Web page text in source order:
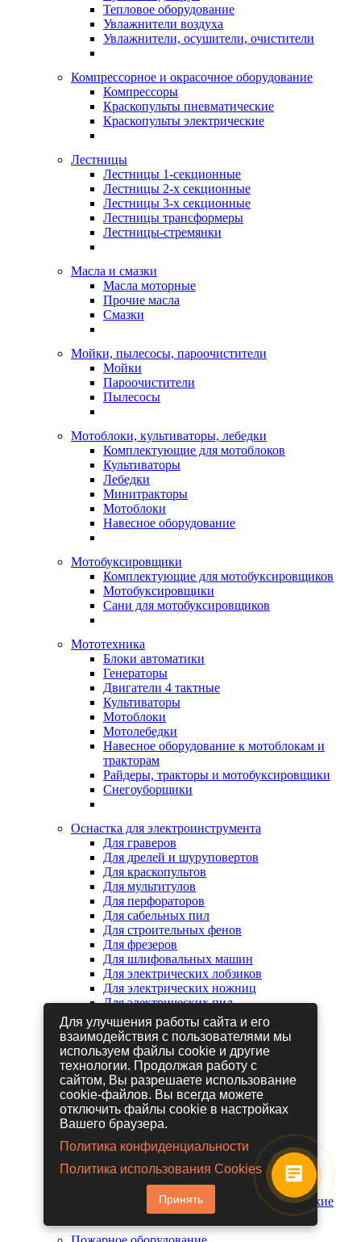
Тепловое оборудование
Увлажнители воздуха
Увлажнители, осушители, очистители
Компрессорное и окрасочное оборудование
Компрессоры
Краскопульты пневматические
Краскопульты электрические
Лестницы
Лестницы 1-секционные
Лестницы 2-х секционные
Лестницы 3-х секционные
Лестницы трансформеры
Лестницы-стремянки
Масла и смазки
Масла моторные
Прочие масла
Смазки
Мойки, пылесосы, пароочистители
Мойки
Пароочистители
Пылесосы
Мотоблоки, культиваторы, лебедки
Комплектующие для мотоблоков
Культиваторы
Лебедки
Минитракторы
Мотоблоки
Навесное оборудование
Мотобуксировщики
Комплектующие для мотобуксировщиков
Мотобуксировщики
Сани для мотобуксировщиков
Мототехника
Блоки автоматики
Генераторы
Двигатели 4 тактные
Культиваторы
Мотоблоки
Мотолебедки
Навесное оборудование к мотоблокам и
тракторам
Райдеры, тракторы и мотобуксировщики
Снегоуборщики
Оснастка для электроинструмента
Для граверов
Для дрелей и шуруповертов
Для краскопультов
Для мультитулов
Для перфораторов
Для сабельных пил
Для строительных фенов
Для фрезеров
Для шлифовальных машин
Для электрических лобзиков
Для электрических ножниц
Для электрических пил
Для электрических рубанков
Пневмоинструмент
Гайковерты пневматические
Дрели пневматические
Другие пневмоинструменты
Заклепочники пневматические
Наборы пневмоинструмента
Пистолеты пневматические
Расходные материалы для
пневмоинструментов
Шланги для пневмоинструментов
Шлифовальные машины пневматические
Для улучшения работы сайта и его
взаимодействия с пользователями мы
используем файлы cookie и другие
технологии. Продолжая работу с
сайтом, Вы разрешаете использование
cookie-файлов. Вы всегда можете
отключить файлы cookie в настройках
Вашего браузера.
Политика конфиденциальности
Политика использования Cookies
Принять